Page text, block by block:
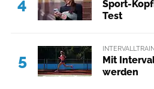
4
Sport-
Test
5
Mit
werden